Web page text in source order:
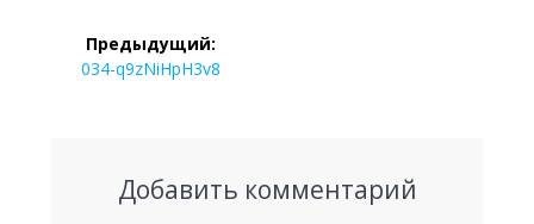
Навигация
Предыдущий:
Предыдущая
034-q9zNiHpH3v8
Добавить комментарий